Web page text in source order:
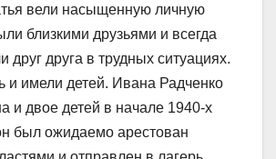
вели насыщенную личную
близкими друзьями и всегда
друг друга в трудных ситуациях.
и имели детей. Ивана Радченко
и двое детей в начале 1940-х
был ожидаемо арестован